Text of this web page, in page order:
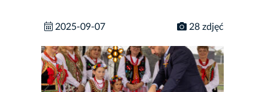
2025-09-07 28 zdjęć